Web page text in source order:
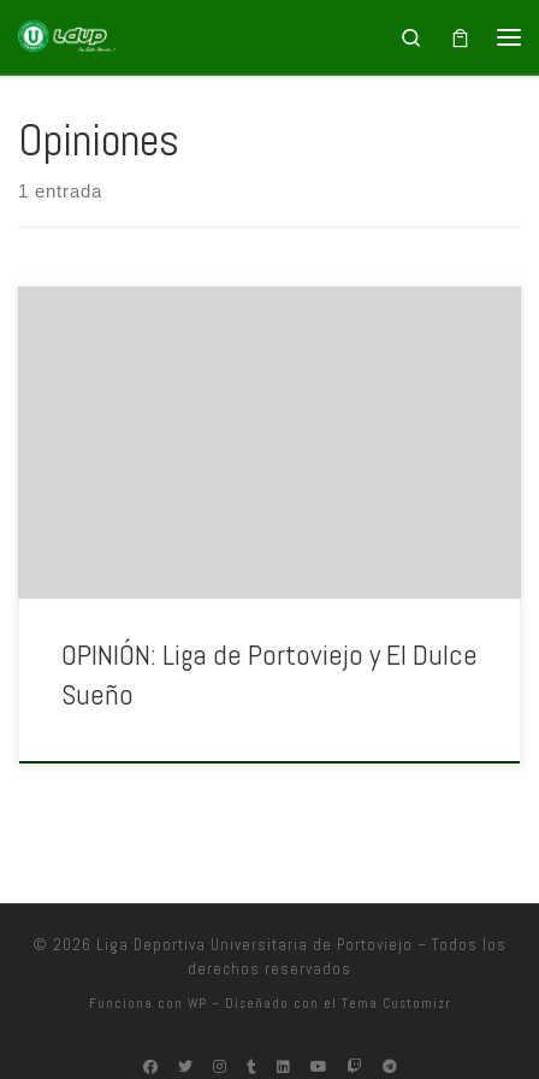
Saltar al contenido Search
Opiniones
1 entrada
OPINIÓN: Liga de Portoviejo y El Dulce
Sueño
© 2026 Liga Deportiva Universitaria de Portoviejo – Todos los
derechos reservados
Funciona con WP – Diseñado con el Tema Customizr